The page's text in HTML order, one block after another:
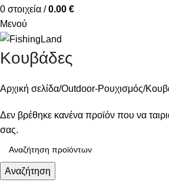
0 στοιχεία / 0.00 €
Μενού
Κουβάδες
Αρχική σελίδα Outdoor-Ρουχισμός
Δεν βρέθηκε κανένα προϊόν που να
σας.
Αναζήτηση